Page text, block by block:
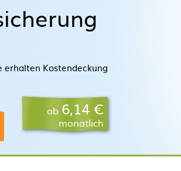
Kostendeckung
ab 6,14 €
monatlich